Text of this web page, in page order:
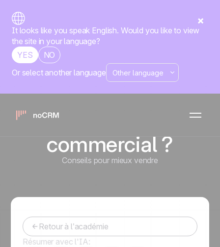
It looks like you speak English. Would you like to view
the site in your language?
YES
NO
Or select another language
Comment définir
votre plan
commercial ?
Conseils pour mieux vendre
Retour à l’académie
Résumer avec l'IA: